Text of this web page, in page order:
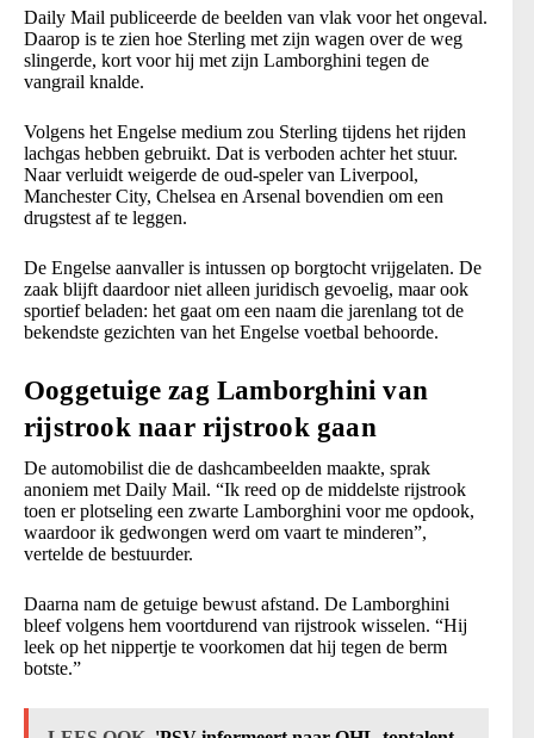
Daily Mail publiceerde de beelden van vlak voor het ongeval.
Daarop is te zien hoe Sterling met zijn wagen over de weg
slingerde, kort voor hij met zijn Lamborghini tegen de
vangrail knalde.
Volgens het Engelse medium zou Sterling tijdens het rijden
lachgas hebben gebruikt. Dat is verboden achter het stuur.
Naar verluidt weigerde de oud-speler van Liverpool,
Manchester City, Chelsea en Arsenal bovendien om een
drugstest af te leggen.
De Engelse aanvaller is intussen op borgtocht vrijgelaten. De
zaak blijft daardoor niet alleen juridisch gevoelig, maar ook
sportief beladen: het gaat om een naam die jarenlang tot de
bekendste gezichten van het Engelse voetbal behoorde.
Ooggetuige zag Lamborghini van
rijstrook naar rijstrook gaan
De automobilist die de dashcambeelden maakte, sprak
anoniem met Daily Mail. “Ik reed op de middelste rijstrook
toen er plotseling een zwarte Lamborghini voor me opdook,
waardoor ik gedwongen werd om vaart te minderen”,
vertelde de bestuurder.
Daarna nam de getuige bewust afstand. De Lamborghini
bleef volgens hem voortdurend van rijstrook wisselen. “Hij
leek op het nippertje te voorkomen dat hij tegen de berm
botste.”